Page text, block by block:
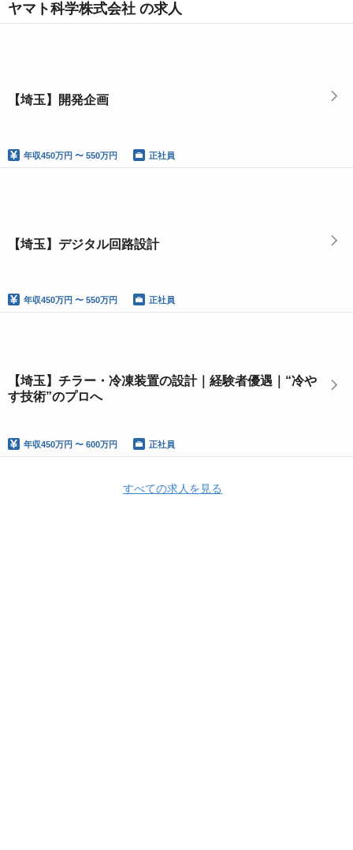
ヤマト科学株式会社 の求人
【埼玉】開発企画
年収450万円 〜 550万円 正社員
【埼玉】デジタル回路設計
年収450万円 〜 550万円 正社員
【埼玉】チラー・冷凍装置の設計｜経験者優遇｜“冷や
す技術”のプロへ
年収450万円 〜 600万円 正社員
すべての求人を見る